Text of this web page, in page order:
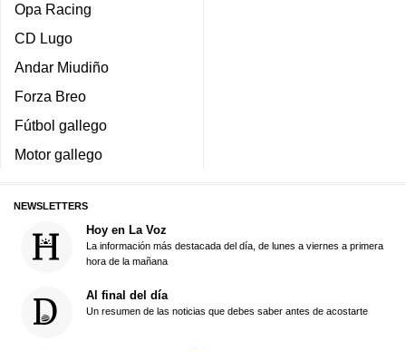
Opa Racing
CD Lugo
Andar Miudiño
Forza Breo
Fútbol gallego
Motor gallego
NEWSLETTERS
Hoy en La Voz
La información más destacada del día, de lunes a viernes a primera
hora de la mañana
Al final del día
Un resumen de las noticias que debes saber antes de acostarte